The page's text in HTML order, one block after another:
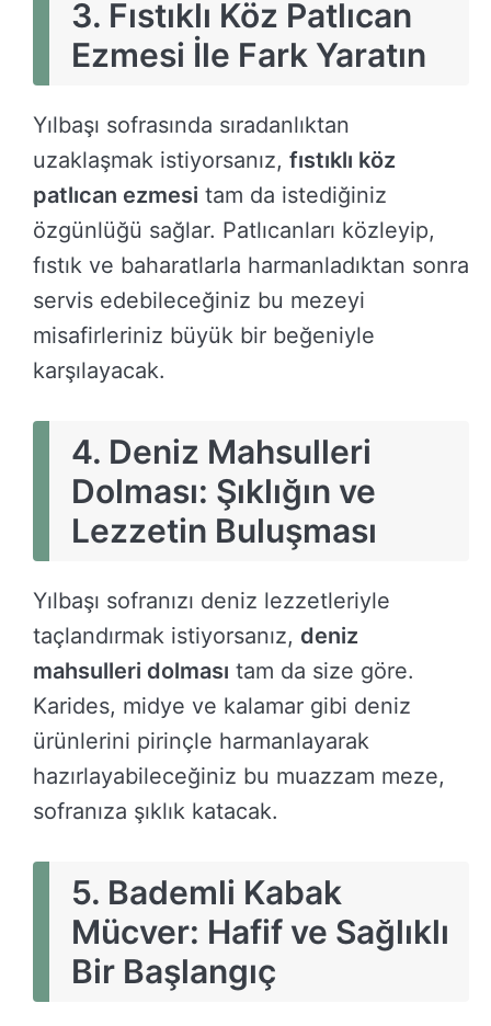
3. Fıstıklı Köz Patlıcan
Ezmesi İle Fark Yaratın
Yılbaşı sofrasında sıradanlıktan
uzaklaşmak istiyorsanız, fıstıklı köz
patlıcan ezmesi tam da istediğiniz
özgünlüğü sağlar. Patlıcanları közleyip,
fıstık ve baharatlarla harmanladıktan sonra
servis edebileceğiniz bu mezeyi
misafirleriniz büyük bir beğeniyle
karşılayacak.
4. Deniz Mahsulleri
Dolması: Şıklığın ve
Lezzetin Buluşması
Yılbaşı sofranızı deniz lezzetleriyle
taçlandırmak istiyorsanız, deniz
mahsulleri dolması tam da size göre.
Karides, midye ve kalamar gibi deniz
ürünlerini pirinçle harmanlayarak
hazırlayabileceğiniz bu muazzam meze,
sofranıza şıklık katacak.
5. Bademli Kabak
Mücver: Hafif ve Sağlıklı
Bir Başlangıç